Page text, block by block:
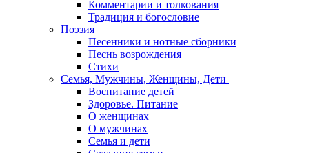
Комментарии и толкования
Традиция и богословие
Поэзия
Песенники и нотные сборники
Песнь возрождения
Стихи
Семья, Мужчины, Женщины, Дети
Воспитание детей
Здоровье. Питание
О женщинах
О мужчинах
Семья и дети